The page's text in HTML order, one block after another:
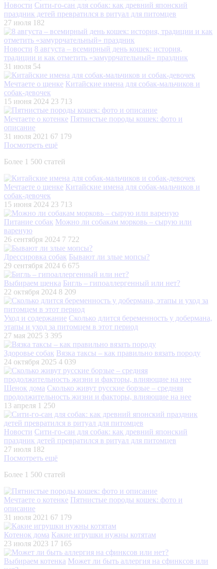
Новости Сити-го-сан для собак: как древний японский
праздник детей превратился в ритуал для питомцев
27 июля 182
Новости 8 августа – всемирный день кошек: история,
традиции и как отметить «замуррчательный» праздник
31 июля 54
Мечтаете о щенке Китайские имена для собак-мальчиков и
собак-девочек
15 июня 2024 23 713
Мечтаете о котенке Пятнистые породы кошек: фото и
описание
31 июля 2021 67 179
Посмотреть ещё
Более 1 500 статей
Мечтаете о щенке Китайские имена для собак-мальчиков и
собак-девочек
15 июня 2024 23 713
Питание собак Можно ли собакам морковь – сырую или
вареную
26 сентября 2024 7 722
Дрессировка собак Бывают ли злые мопсы?
29 сентября 2024 6 675
Выбираем щенка Бигль – гипоаллергенный или нет?
22 октября 2024 8 209
Уход и содержание Сколько длится беременность у добермана,
этапы и уход за питомцем в этот период
27 мая 2025 3 395
Здоровье собак Вязка таксы – как правильно вязать породу
24 октября 2025 4 039
Щенок дома Сколько живут русские борзые – средняя
продолжительность жизни и факторы, влияющие на нее
13 апреля 1 250
Новости Сити-го-сан для собак: как древний японский
праздник детей превратился в ритуал для питомцев
27 июля 182
Посмотреть ещё
Более 1 500 статей
Мечтаете о котенке Пятнистые породы кошек: фото и
описание
31 июля 2021 67 179
Котенок дома Какие игрушки нужны котятам
23 июля 2023 17 165
Выбираем котенка Может ли быть аллергия на сфинксов или